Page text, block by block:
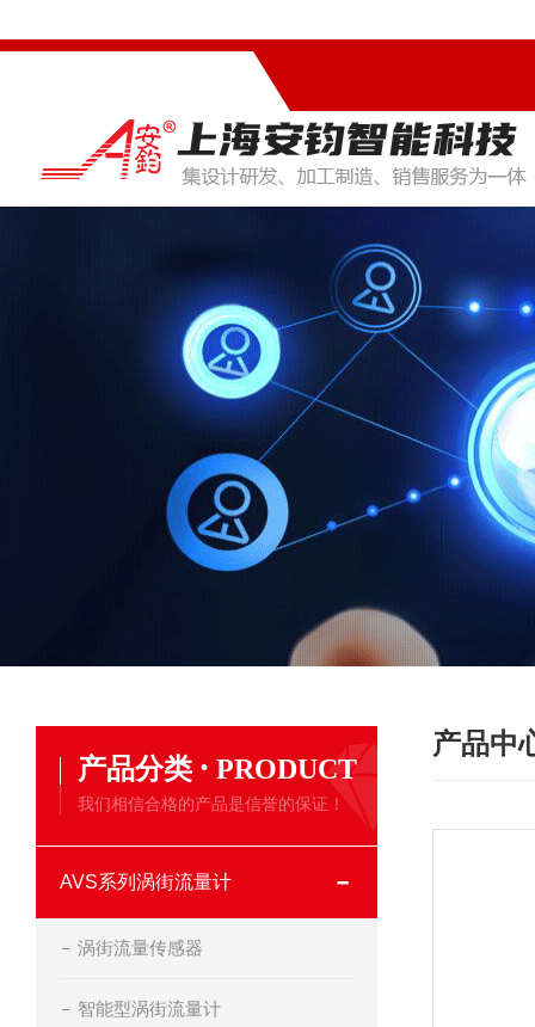
产品分类 · PRODUCT
我们相信合格的产品是信誉的保证！
AVS系列涡街流量计
涡街流量传感器
智能型涡街流量计
产品中